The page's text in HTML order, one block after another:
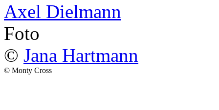
Axel Dielmann
Foto
© Jana Hartmann
© Monty Cross